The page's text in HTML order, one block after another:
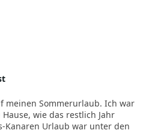
meinen Sommerurlaub. Ich war
wie das restlich Jahr
Kanaren Urlaub war unter den